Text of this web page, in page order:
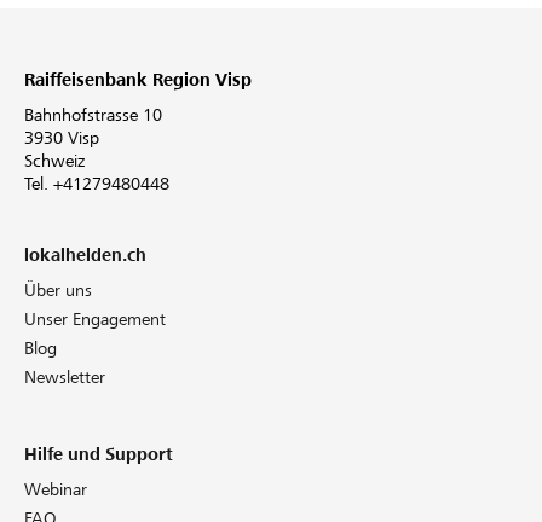
Raiffeisenbank Region Visp
Bahnhofstrasse 10
3930 Visp
Schweiz
Tel. +41279480448
lokalhelden.ch
Über uns
Unser Engagement
Blog
Newsletter
Hilfe und Support
Webinar
FAQ